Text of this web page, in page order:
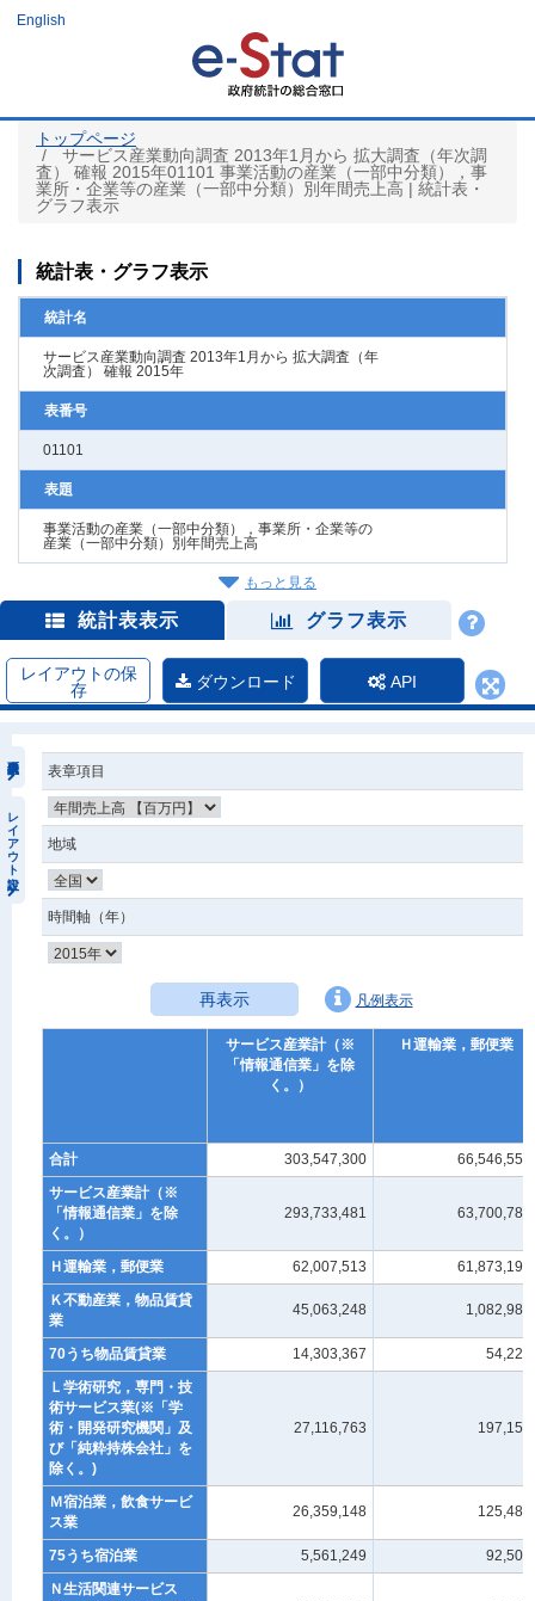
ツ
English
トップページ
サービス産業動向調査 2013年1月から 拡大調査（年次調
査） 確報 2015年01101 事業活動の産業（一部中分類），事
業所・企業等の産業（一部中分類）別年間売上高 | 統計表・
グラフ表示
統計表・グラフ表示
統計名
サービス産業動向調査 2013年1月から 拡大調査（年
次調査） 確報 2015年
表番号
01101
表題
事業活動の産業（一部中分類），事業所・企業等の
産業（一部中分類）別年間売上高
もっと見る
統計表表示 グラフ表示
レイアウトの保
存
ダウンロード API
レイアウト設定
表章項目
地域
時間軸（年）
再表示 凡例表示
サービス産業計（※
「情報通信業」を除
く。）
Ｈ運輸業，郵便業
合計 303,547,300
66,546,551
サービス産業計（※
「情報通信業」を除
く。）
293,733,481 63,700,786
Ｈ運輸業，郵便業 62,007,513
61,873,198
Ｋ不動産業，物品賃貸
業
45,063,248 1,082,981
70うち物品賃貸業 14,303,367
54,225
Ｌ学術研究，専門・技
術サービス業(※「学
術・開発研究機関」及
び「純粋持株会社」を
除く。)
27,116,763 197,152
Ｍ宿泊業，飲食サービ
ス業
26,359,148 125,485
75うち宿泊業 5,561,249
92,507
Ｎ生活関連サービス